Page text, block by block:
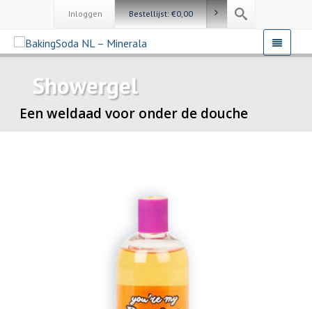
Inloggen Bestellijst:€0,00
Showergel
Een weldaad voor onder de douche